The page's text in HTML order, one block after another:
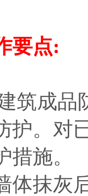
要点:
成品
护。对
施。
体抹灰